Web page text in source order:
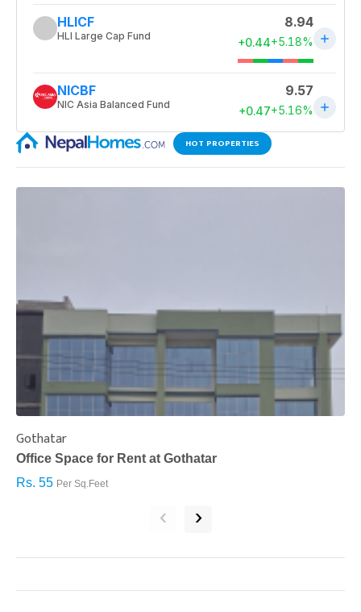
HOT PROPERTIES
Gothatar
Office Space for Rent at Gothatar
Rs. 55 Per Sq.Feet
‹ ›